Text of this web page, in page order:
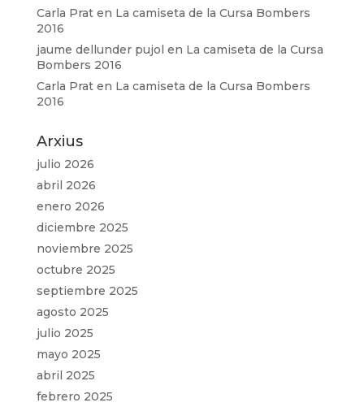
Carla Praten La camiseta de la Cursa Bombers
2016
jaume dellunder pujol en La camiseta de la Cursa
Bombers 2016
Carla Praten La camiseta de la Cursa Bombers
2016
Arxius
julio 2026
abril 2026
enero 2026
diciembre 2025
noviembre 2025
octubre 2025
septiembre 2025
agosto 2025
julio 2025
mayo 2025
abril 2025
febrero 2025